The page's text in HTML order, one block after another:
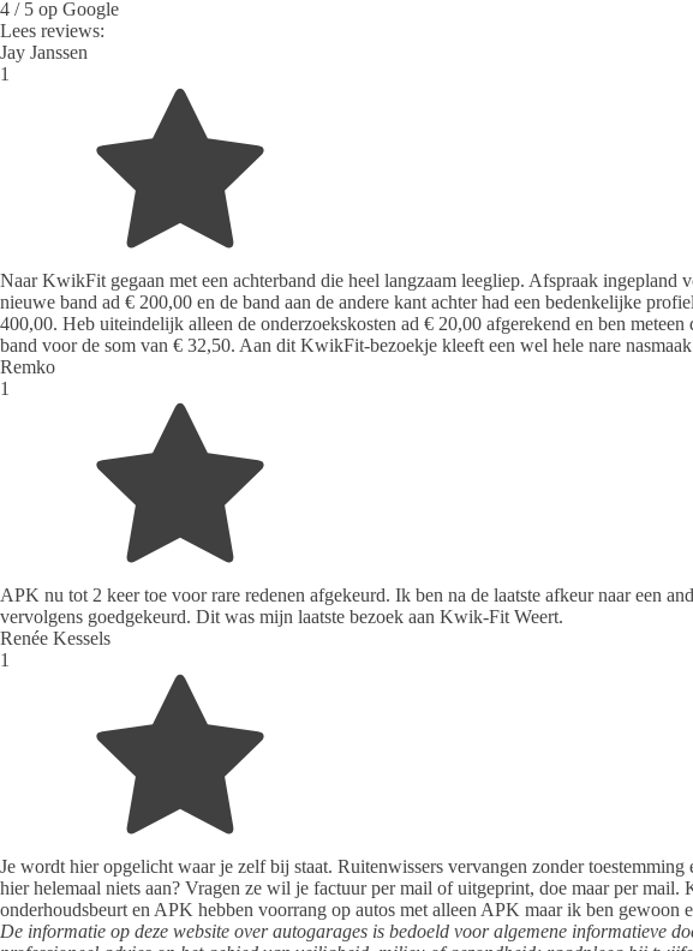
4 / 5 op Google
Lees reviews:
Jay Janssen
1
Naar KwikFit gegaan met een achterband die heel langzaam leegliep. Afspraak
nieuwe band ad € 200,00 en de band aan de andere kant achter had een bedenkelijke
400,00. Heb uiteindelijk alleen de onderzoekskosten ad € 20,00 afgerekend en ben
band voor de som van € 32,50. Aan dit KwikFit-bezoekje kleeft een wel hele nare
Remko
1
APK nu tot 2 keer toe voor rare redenen afgekeurd. Ik ben na de laatste afkeur naar een
vervolgens goedgekeurd. Dit was mijn laatste bezoek aan Kwik-Fit Weert.
Renée Kessels
1
Je wordt hier opgelicht waar je zelf bij staat. Ruitenwissers vervangen zonder
hier helemaal niets aan? Vragen ze wil je factuur per mail of uitgeprint, doe maar per
onderhoudsbeurt en APK hebben voorrang op autos met alleen APK maar ik ben gewoon
De informatie op deze website over autogarages is bedoeld voor algemene informatieve